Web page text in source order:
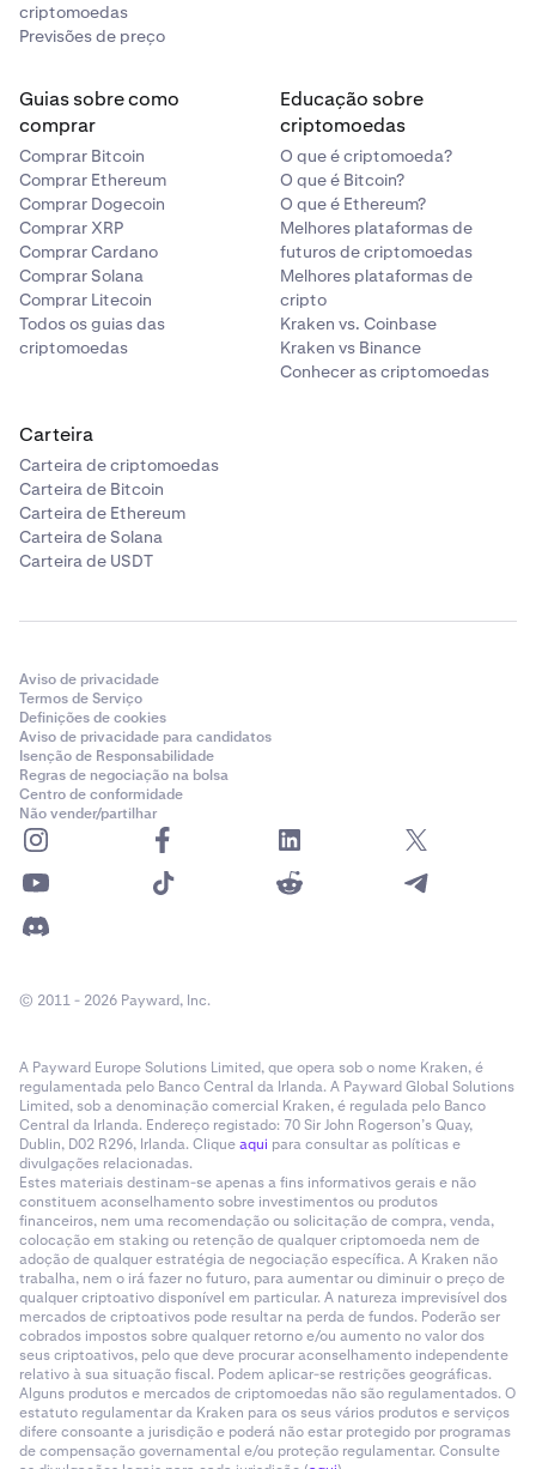
criptomoedas
Previsões de preço
Guias sobre como
comprar
Comprar Bitcoin
Comprar Ethereum
Comprar Dogecoin
Comprar XRP
Comprar Cardano
Comprar Solana
Comprar Litecoin
Todos os guias das
criptomoedas
Educação sobre
criptomoedas
O que é criptomoeda?
O que é Bitcoin?
O que é Ethereum?
Melhores plataformas de
futuros de criptomoedas
Melhores plataformas de
cripto
Kraken vs. Coinbase
Kraken vs Binance
Conhecer as criptomoedas
Carteira
Carteira de criptomoedas
Carteira de Bitcoin
Carteira de Ethereum
Carteira de Solana
Carteira de USDT
Aviso de privacidade
Termos de Serviço
Definições de cookies
Aviso de privacidade para candidatos
Isenção de Responsabilidade
Regras de negociação na bolsa
Centro de conformidade
Não vender/partilhar
© 2011 - 2026 Payward, Inc.
A Payward Europe Solutions Limited, que opera sob o nome Kraken, é
regulamentada pelo Banco Central da Irlanda. A Payward Global Solutions
Limited, sob a denominação comercial Kraken, é regulada pelo Banco
Central da Irlanda. Endereço registado: 70 Sir John Rogerson’s Quay,
Dublin, D02 R296, Irlanda. Cliqueaqui para consultar as políticas e
divulgações relacionadas.
Estes materiais destinam-se apenas a fins informativos gerais e não
constituem aconselhamento sobre investimentos ou produtos
financeiros, nem uma recomendação ou solicitação de compra, venda,
colocação em staking ou retenção de qualquer criptomoeda nem de
adoção de qualquer estratégia de negociação específica. A Kraken não
trabalha, nem o irá fazer no futuro, para aumentar ou diminuir o preço de
qualquer criptoativo disponível em particular. A natureza imprevisível dos
mercados de criptoativos pode resultar na perda de fundos. Poderão ser
cobrados impostos sobre qualquer retorno e/ou aumento no valor dos
seus criptoativos, pelo que deve procurar aconselhamento independente
relativo à sua situação fiscal. Podem aplicar-se restrições geográficas.
Alguns produtos e mercados de criptomoedas não são regulamentados. O
estatuto regulamentar da Kraken para os seus vários produtos e serviços
difere consoante a jurisdição e poderá não estar protegido por programas
de compensação governamental e/ou proteção regulamentar. Consulte